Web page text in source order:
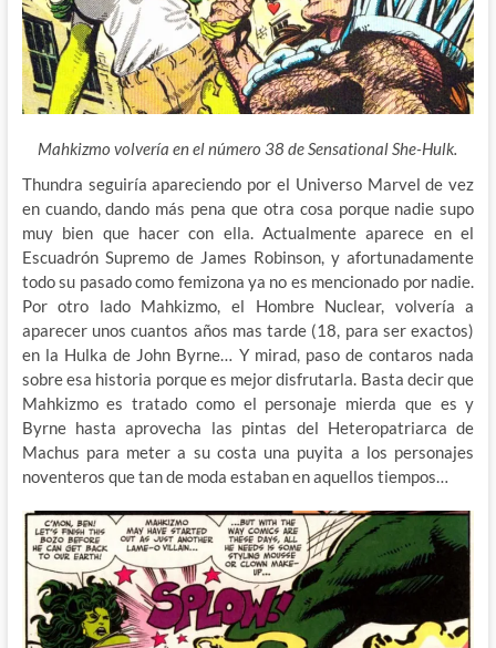
Mahkizmo volvería en el número 38 de Sensational She-Hulk.
Thundra seguiría apareciendo por el Universo Marvel de vez
en cuando, dando más pena que otra cosa porque nadie supo
muy bien que hacer con ella. Actualmente aparece en el
Escuadrón Supremo de James Robinson, y afortunadamente
todo su pasado como femizona ya no es mencionado por nadie.
Por otro lado Mahkizmo, el Hombre Nuclear, volvería a
aparecer unos cuantos años mas tarde (18, para ser exactos)
en la Hulka de John Byrne… Y mirad, paso de contaros nada
sobre esa historia porque es mejor disfrutarla. Basta decir que
Mahkizmo es tratado como el personaje mierda que es y
Byrne hasta aprovecha las pintas del Heteropatriarca de
Machus para meter a su costa una puyita a los personajes
noventeros que tan de moda estaban en aquellos tiempos…